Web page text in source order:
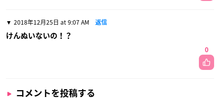
2018年12月25日 at 9:07 AM 返信
けんぬいないの！？
0
コメントを投稿する